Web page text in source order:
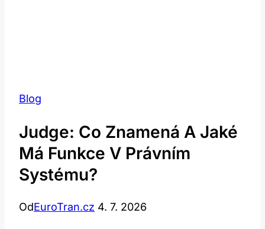
Blog
Judge: Co Znamená A Jaké
Má Funkce V Právním
Systému?
OdEuroTran.cz 4. 7. 2026